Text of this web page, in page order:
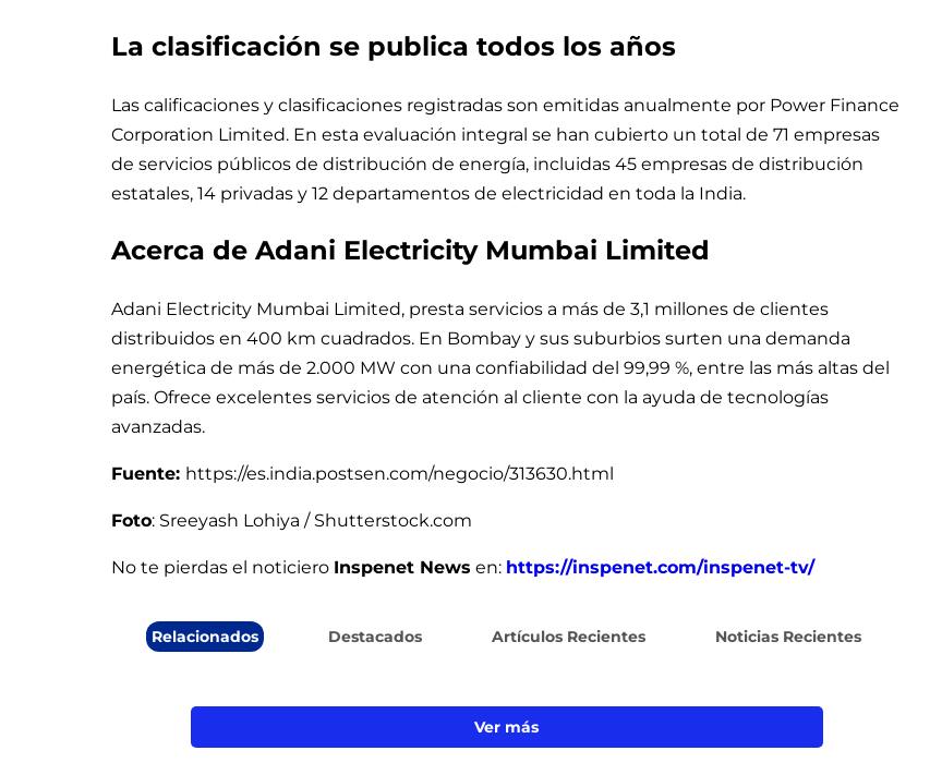
La clasificación se publica todos los años
Las calificaciones y clasificaciones registradas son emitidas anualmente por Power Finance
Corporation Limited. En esta evaluación integral se han cubierto un total de 71 empresas
de servicios públicos de distribución de energía, incluidas 45 empresas de distribución
estatales, 14 privadas y 12 departamentos de electricidad en toda la India.
Acerca de Adani Electricity Mumbai Limited
Adani Electricity Mumbai Limited, presta servicios a más de 3,1 millones de clientes
distribuidos en 400 km cuadrados. En Bombay y sus suburbios surten una demanda
energética de más de 2.000 MW con una confiabilidad del 99,99 %, entre las más altas del
país. Ofrece excelentes servicios de atención al cliente con la ayuda de tecnologías
avanzadas.
Fuente: https://es.india.postsen.com/negocio/313630.html
Foto: Sreeyash Lohiya / Shutterstock.com
No te pierdas el noticiero Inspenet News en: https://inspenet.com/inspenet-tv/
Relacionados Destacados Artículos Recientes Noticias Recientes
Ver más